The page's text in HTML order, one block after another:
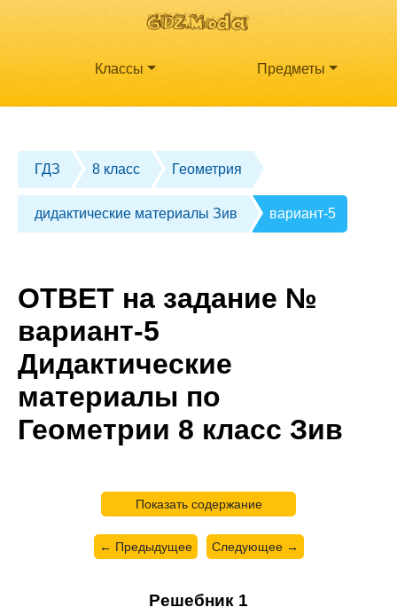
Классы Предметы
ГДЗ 8 класс Геометрия
дидактические материалы Зив вариант-5
ОТВЕТ на задание №
вариант-5
Дидактические
материалы по
Геометрии 8 класс Зив
Показать содержание
← Предыдущее Следующее →
Решебник 1